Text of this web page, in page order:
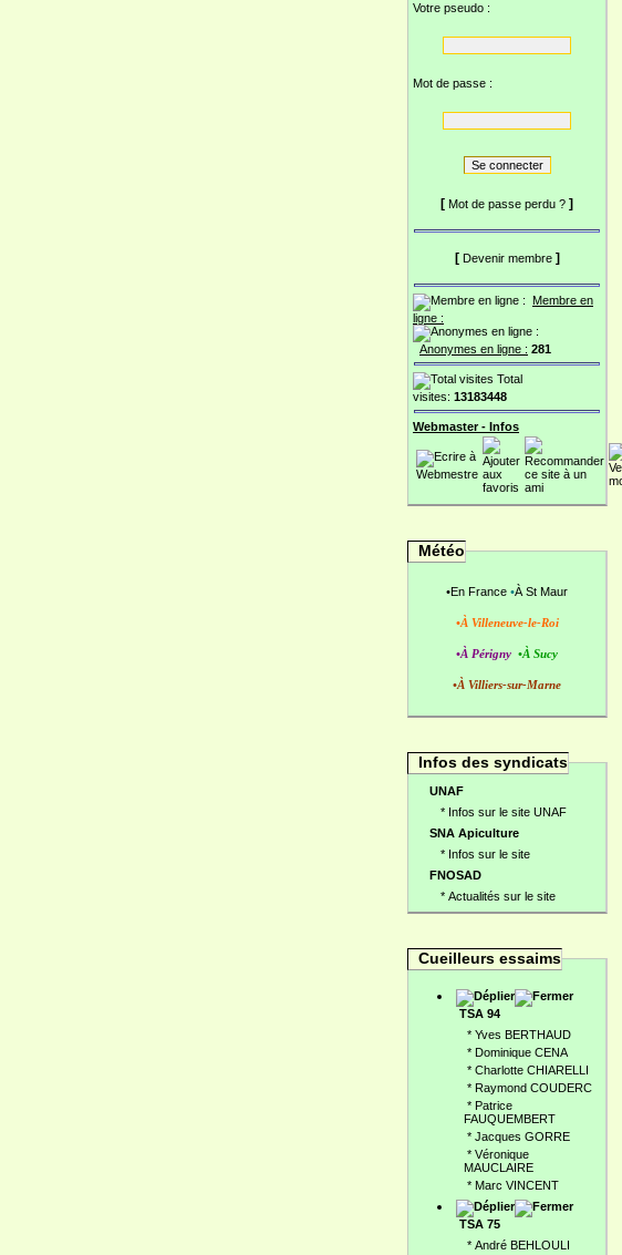
Votre pseudo :
Mot de passe :
[ Mot de passe perdu ? ]
[ Devenir membre]
Membre en
ligne :
Anonymes en ligne : 281
Total
visites: 13183448
Webmaster - Infos
Météo
•En France •À St Maur
•À Villeneuve-le-Roi
•À Périgny •À Sucy
•À Villiers-sur-Marne
Infos des syndicats
UNAF
* Infos sur le site UNAF
SNA Apiculture
* Infos sur le site
FNOSAD
* Actualités sur le site
Cueilleurs essaims
TSA 94
* Yves BERTHAUD
* Dominique CENA
* Charlotte CHIARELLI
* Raymond COUDERC
* Patrice
FAUQUEMBERT
* Jacques GORRE
* Véronique
MAUCLAIRE
* Marc VINCENT
TSA 75
* André BEHLOULI